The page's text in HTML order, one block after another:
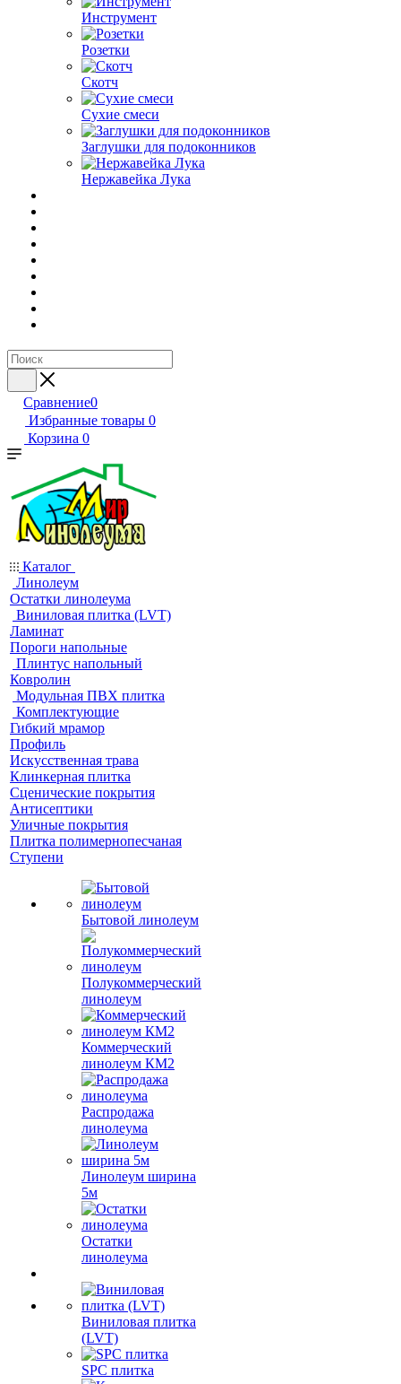
Инструмент
Розетки
Скотч
Сухие смеси
Заглушки для подоконников
Нержавейка Лука
Сравнение0
Избранные товары 0
Корзина 0
Каталог
Линолеум
Остатки линолеума
Виниловая плитка (LVT)
Ламинат
Пороги напольные
Плинтус напольный
Ковролин
Модульная ПВХ плитка
Комплектующие
Гибкий мрамор
Профиль
Искусственная трава
Клинкерная плитка
Сценические покрытия
Антисептики
Уличные покрытия
Плитка полимернопесчаная
Ступени
Бытовой линолеум
Полукоммерческий
линолеум
Коммерческий
линолеум КМ2
Распродажа
линолеума
Линолеум ширина
5м
Остатки
линолеума
Виниловая плитка
(LVT)
SPC плитка